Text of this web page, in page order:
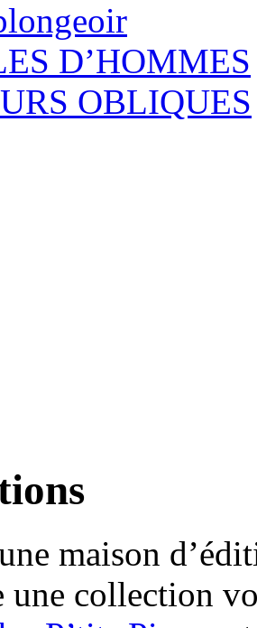
D’HOMMES
OBLIQUES
maison
collection